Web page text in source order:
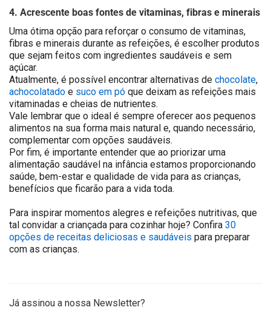
4. Acrescente boas fontes de vitaminas, fibras e minerais
Uma ótima opção para reforçar o consumo de vitaminas,
fibras e minerais durante as refeições, é escolher produtos
que sejam feitos com ingredientes saudáveis e sem
açúcar.
Atualmente, é possível encontrar alternativas de chocolate,
achocolatado e suco em pó que deixam as refeições mais
vitaminadas e cheias de nutrientes.
Vale lembrar que o ideal é sempre oferecer aos pequenos
alimentos na sua forma mais natural e, quando necessário,
complementar com opções saudáveis.
Por fim, é importante entender que ao priorizar uma
alimentação saudável na infância estamos proporcionando
saúde, bem-estar e qualidade de vida para as crianças,
benefícios que ficarão para a vida toda.
Para inspirar momentos alegres e refeições nutritivas, que
tal convidar a criançada para cozinhar hoje? Confira 30
opções de receitas deliciosas e saudáveis para preparar
com as crianças.
Já assinou a nossa Newsletter?